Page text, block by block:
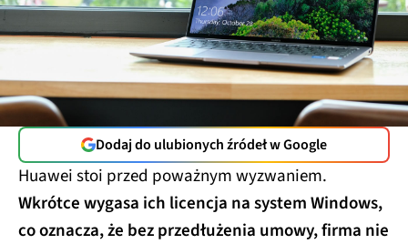
Dodaj do ulubionych źródeł w Google
Huawei stoi przed poważnym wyzwaniem.
Wkrótce wygasa ich licencja na system Windows,
co oznacza, że bez przedłużenia umowy, firma nie